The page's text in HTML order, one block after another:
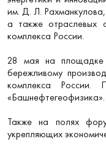
им. Д. Л. Рахманкулова,
а также отраслевых
комплекса России.
28 мая на площадке
бережливому
комплекса России.
«Башнефтегеофизика».
Также на полях
укрепляющих